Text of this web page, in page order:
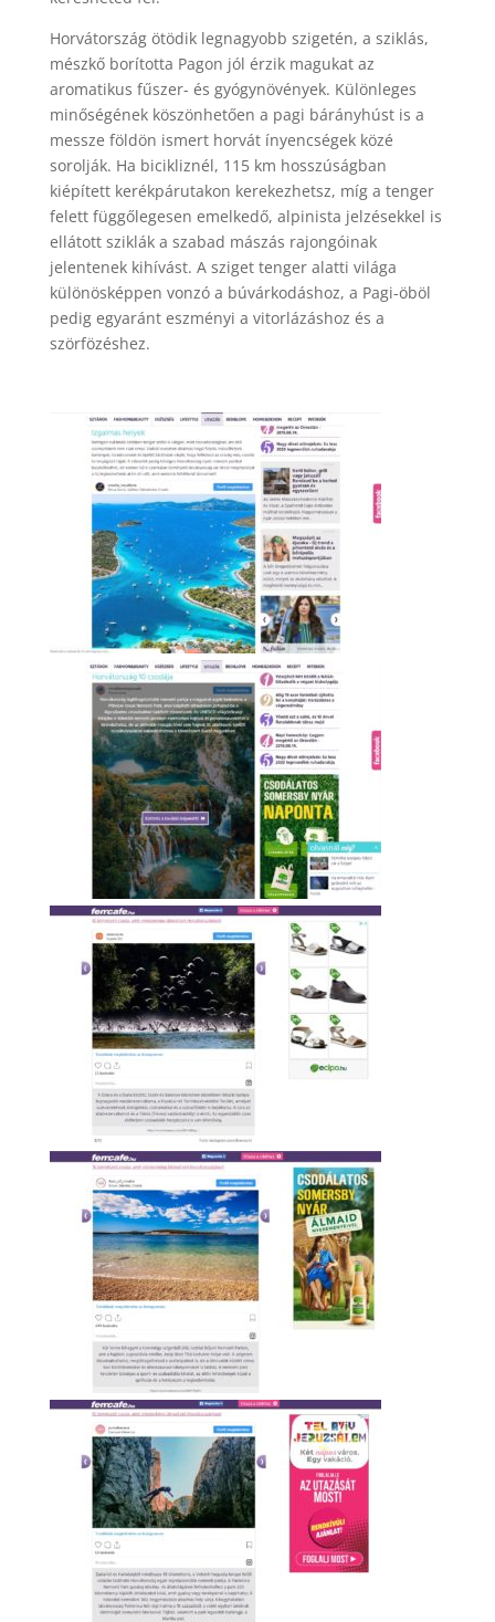
Horvátország ötödik legnagyobb szigetén, a sziklás,
mészkő borította Pagon jól érzik magukat az
aromatikus fűszer- és gyógynövények. Különleges
minőségének köszönhetően a pagi bárányhúst is a
messze földön ismert horvát ínyencségek közé
sorolják. Ha bicikliznél, 115 km hosszúságban
kiépített kerékpárutakon kerekezhetsz, míg a tenger
felett függőlegesen emelkedő, alpinista jelzésekkel is
ellátott sziklák a szabad mászás rajongóinak
jelentenek kihívást. A sziget tenger alatti világa
különösképpen vonzó a búvárkodáshoz, a Pagi-öböl
pedig egyaránt eszményi a vitorlázáshoz és a
szörfözéshez.